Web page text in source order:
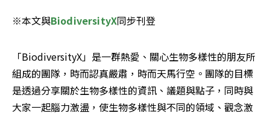
※本文與BiodiversityX同步刊登
「BiodiversityX」是一群熱愛、關心生物多樣性的朋友所
組成的團隊，時而認真嚴肅，時而天馬行空。團隊的目標
是透過分享關於生物多樣性的資訊、議題與點子，同時與
大家一起腦力激盪，使生物多樣性與不同的領域、觀念激